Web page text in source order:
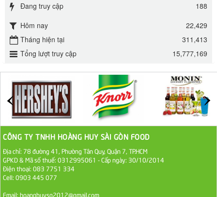
Đường mía thiên nhiên Biên Hòa gói 1kg
27.000 VND
Đường cát trắng An Khê bao 50kg
1.100.000 VND
36.000 VND
Đang truy cập
188
Hôm nay
22,429
Tháng hiện tại
311,413
Tổng lượt truy cập
15,777,169
CÔNG TY TNHH HOÀNG HUY SÀI GÒN FOOD
Địa chỉ: 78 đường 41, Phường Tân Quy, Quận 7, TP.HCM
GPKD & Mã số thuế: 0312995061 - Cấp ngày: 30/10/2014
Điện thoại: 083 7751 334
Cell: 0903 445 077
Email: hoanghuysg2012@gmail.com